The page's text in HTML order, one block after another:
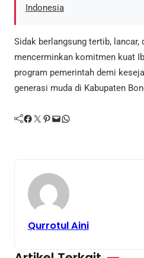
Indonesia
Sidak berlangsung tertib, lancar,
mencerminkan komitmen kuat
program pemerintah demi
generasi muda di Kabupaten
Facebook Twitter Pinterest Mail WhatsApp
Qurrotul Aini